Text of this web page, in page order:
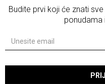
Budite prvi koji će znati
ponudama